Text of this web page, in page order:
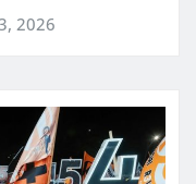
2026